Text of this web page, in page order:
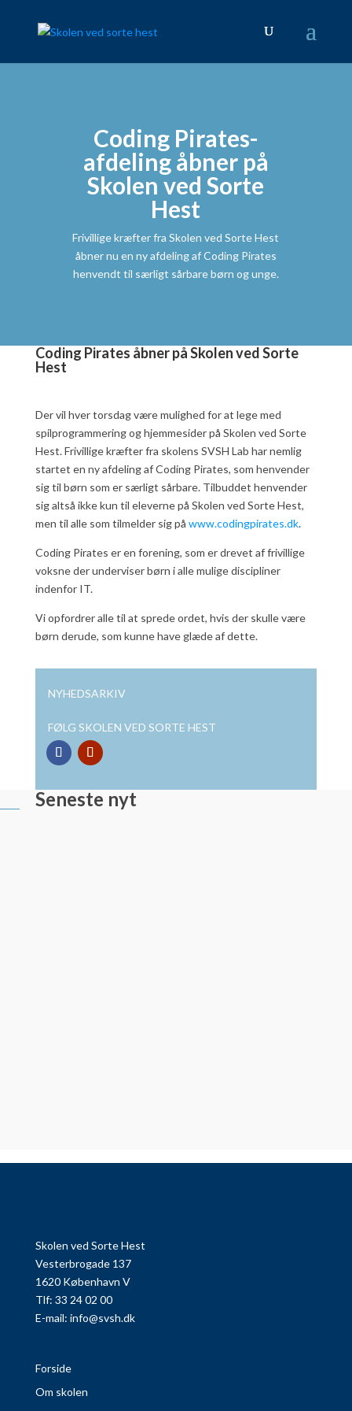
Coding Pirates-
afdeling åbner på
Skolen ved Sorte
Hest
Frivillige kræfter fra Skolen ved Sorte Hest
åbner nu en ny afdeling af Coding Pirates
henvendt til særligt sårbare børn og unge.
Coding Pirates åbner på Skolen ved Sorte
Hest
Der vil hver torsdag være mulighed for at lege med
spilprogrammering og hjemmesider på Skolen ved Sorte
Hest. Frivillige kræfter fra skolens SVSH Lab har nemlig
startet en ny afdeling af Coding Pirates, som henvender
sig til børn som er særligt sårbare. Tilbuddet henvender
sig altså ikke kun til eleverne på Skolen ved Sorte Hest,
men til alle som tilmelder sig på www.codingpirates.dk.
Coding Pirates er en forening, som er drevet af frivillige
voksne der underviser børn i alle mulige discipliner
indenfor IT.
Vi opfordrer alle til at sprede ordet, hvis der skulle være
børn derude, som kunne have glæde af dette.
NYHEDSARKIV
FØLG SKOLEN VED SORTE HEST
Seneste nyt
Skolen ved Sorte Hest
Vesterbrogade 137
1620 København V
Tlf: 33 24 02 00
E-mail: info@svsh.dk
Forside
Om skolen